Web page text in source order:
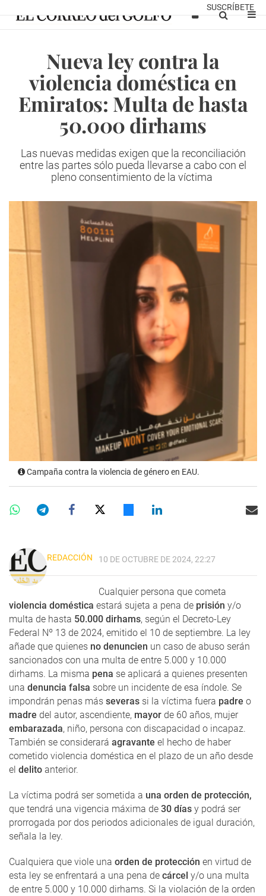
SUSCRÍBETE
Nueva ley contra la
violencia doméstica en
Emiratos: Multa de hasta
50.000 dirhams
Las nuevas medidas exigen que la reconciliación
entre las partes sólo pueda llevarse a cabo con el
pleno consentimiento de la víctima
Campaña contra la violencia de género en EAU.
REDACCIÓN 10 DE OCTUBRE DE 2024, 22:27
Cualquier persona que cometa
violencia doméstica estará sujeta a pena de prisión y/o
multa de hasta 50.000 dirhams, según el Decreto-Ley
Federal Nº 13 de 2024, emitido el 10 de septiembre. La ley
añade que quienes no denuncien un caso de abuso serán
sancionados con una multa de entre 5.000 y 10.000
dirhams. La misma pena se aplicará a quienes presenten
una denuncia falsa sobre un incidente de esa índole. Se
impondrán penas más severas si la víctima fuera padre o
madre del autor, ascendiente, mayor de 60 años, mujer
embarazada, niño, persona con discapacidad o incapaz.
También se considerará agravante el hecho de haber
cometido violencia doméstica en el plazo de un año desde
el delito anterior.
La víctima podrá ser sometida a una orden de protección,
que tendrá una vigencia máxima de 30 días y podrá ser
prorrogada por dos periodos adicionales de igual duración,
señala la ley.
Cualquiera que viole una orden de protección en virtud de
esta ley se enfrentará a una pena de cárcel y/o una multa
de entre 5.000 y 10.000 dirhams. Si la violación de la orden